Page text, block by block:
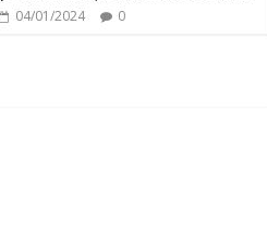
04/01/2024 0